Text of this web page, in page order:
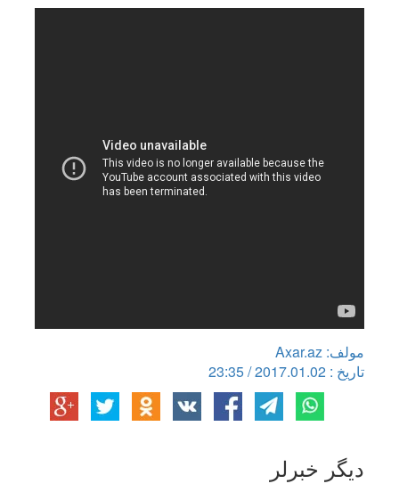
مولف: Axar.az
تاریخ : 2017.01.02 / 23:35
دیگر خبرلر